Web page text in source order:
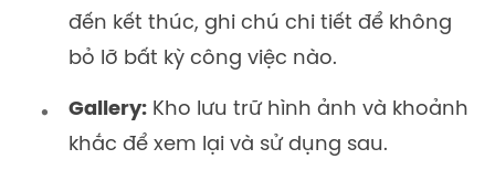
đến kết thúc, ghi chú chi tiết để không
bỏ lỡ bất kỳ công việc nào.
Gallery: Kho lưu trữ hình ảnh và khoảnh
khắc để xem lại và sử dụng sau.